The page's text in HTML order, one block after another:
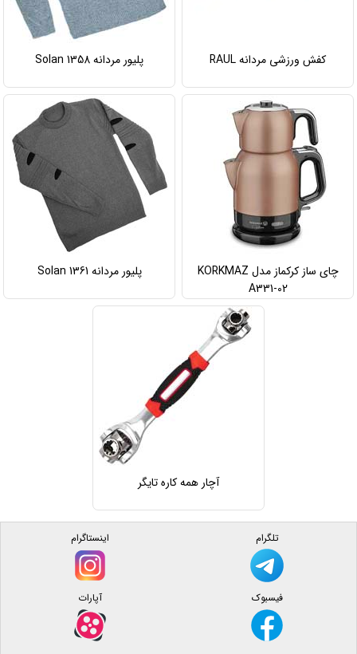
کفش ورزشی مردانه RAUL پلیور مردانه Solan 1358
چای ساز کرکماز مدل KORKMAZ
A331-02
پلیور مردانه Solan 1361
آچار همه کاره تایگر
تلگرام اینستاگرام
فیسبوک آپارات